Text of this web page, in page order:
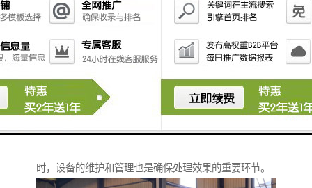
来处理污水，具有占地面积小、处理效率高等优点。
5. **微滤和超滤设备**：可以去除细菌、沉淀物等，提
升出水水质，适合用于二次处理。
6. **太阳能污水处理设备**：利用太阳能作为能源，适
合光照充足的农村地区，能有效降低运行成本。
时，设备的维护和管理也是确保处理效果的重要环节。